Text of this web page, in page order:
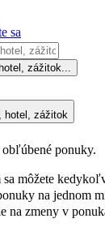
sa
zážitok...
hotel, zážitok
ponuky.
sa môžete
na jednom
na zmeny v